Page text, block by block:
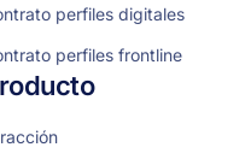
perfiles digitales
perfiles frontline